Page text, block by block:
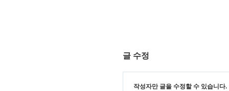
글 수정
작성자만 글을 수정할 수 있습니다.